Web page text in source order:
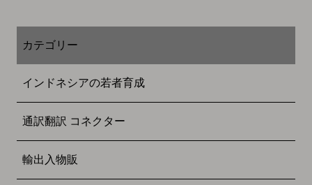
カテゴリー
インドネシアの若者育成
通訳翻訳 コネクター
輸出入物販